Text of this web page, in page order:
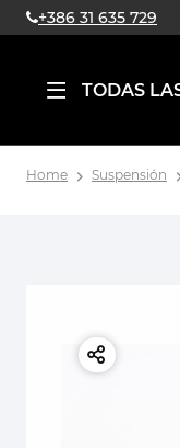
+386 31 635 729
TODAS
Home Suspensión